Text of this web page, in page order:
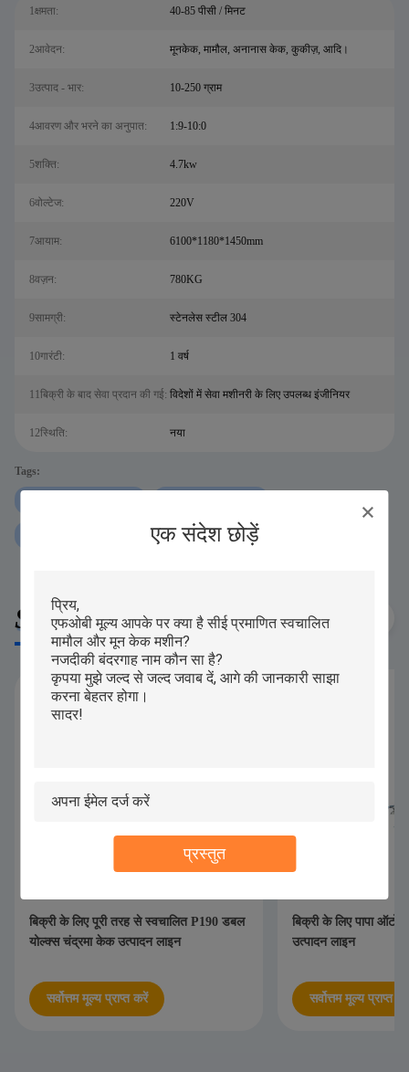
एक संदेश छोड़ें
प्रस्तुत
1क्षमता: 40-85 पीसी / मिनट
2आवेदन: मूनकेक, मामौल, अनानास केक, कुकीज़, आदि।
3उत्पाद - भार: 10-250 ग्राम
4आवरण और भरने का अनुपात: 1:9-10:0
5शक्ति: 4.7kw
6वोल्टेज: 220V
7आयाम: 6100*1180*1450mm
8वज़न: 780KG
9सामग्री: स्टेनलेस स्टील 304
10गारंटी: 1 वर्ष
11बिक्री के बाद सेवा प्रदान की गई: विदेशों में सेवा मशीनरी के लिए उपलब्ध इंजीनियर
12स्थिति: नया
Tags:
Similar Products
बिक्री के लिए पूरी तरह से स्वचालित P190 डबल
योल्क्स चंद्रमा केक उत्पादन लाइन
सर्वोत्तम मूल्य प्राप्त करें
बिक्री के लिए पापा
उत्पादन लाइन
सर्वोत्तम मूल्य प्राप्त